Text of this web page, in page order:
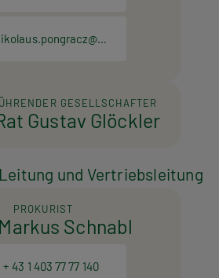
nikolaus.pongracz@hpt.at
GESELLSCHAFTER
Gustav Glöckler
und Vertriebsleitung
PROKURIST
Schnabl
+ 43 1 403 77 77 140